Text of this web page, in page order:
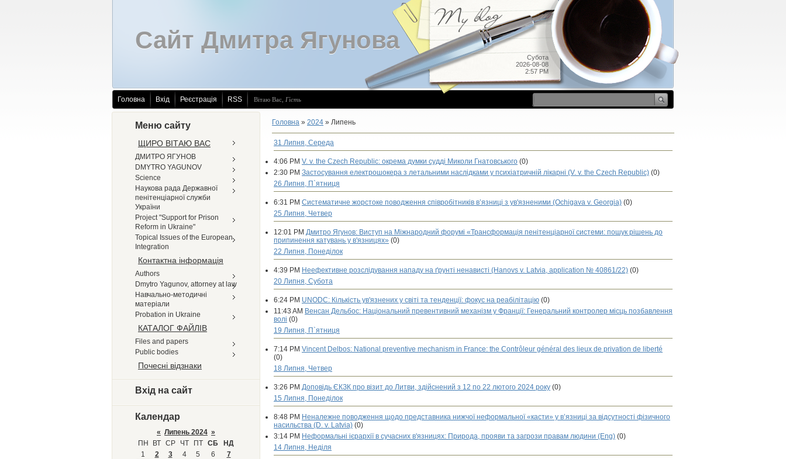
Субота
2026-08-08
2:57 PM
Сайт Дмитра Ягунова
Головна Вхід Реєстрація RSS Вітаю Вас Гість
Меню сайту
ЩИРО ВІТАЮ ВАС
ДМИТРО ЯГУНОВ
DMYTRO YAGUNOV
Science
Наукова рада Державної
пенітенціарної служби
України
Project "Support for Prison
Reform in Ukraine"
Topical Issues of the European
Integration
Контактна інформація
Authors
Dmytro Yagunov, attorney at law
Навчально-методичні
матеріали
Probation in Ukraine
КАТАЛОГ ФАЙЛІВ
Files and papers
Public bodies
Почесні відзнаки
Вхід на сайт
Календар
« Липень 2024 »
ПН
ВТ СР ЧТ ПТ СБ
НД
1
2 3 4 5 6
7
Головна » 2024 » Липень
31 Липня, Середа
4:06 PM V. v. the Czech Republic: окрема думки судді Миколи Гнатовського (0)
2:30 PM Застосування електрошокера з летальними наслідками у психіатричній лікарні (V. v. the Czech Republic) (0)
26 Липня, П`ятниця
6:31 PM Систематичне жорстоке поводження співробітників в’язниці з ув'язненими (Ochigava v. Georgia) (0)
25 Липня, Четвер
12:01 PM Дмитро Ягунов: Виступ на Міжнародний форумі «Трансформація пенітенціарної системи: пошук рішень до
припинення катувань у в'язницях» (0)
22 Липня, Понеділок
4:39 PM Неефективне розслідування нападу на ґрунті ненависті (Hanovs v. Latvia, application № 40861/22) (0)
20 Липня, Субота
6:24 PM UNODC: Кількість ув'язнених у світі та тенденції: фокус на реабілітацію (0)
11:43 AM Венсан Дельбос: Національний превентивний механізм у Франції: Генеральний контролер місць позбавлення
волі (0)
19 Липня, П`ятниця
7:14 PM Vincent Delbos: National preventive mechanism in France: the Contrôleur général des lieux de privation de liberté
(0)
18 Липня, Четвер
3:26 PM Доповідь ЄКЗК про візит до Литви, здійснений з 12 по 22 лютого 2024 року (0)
15 Липня, Понеділок
8:48 PM Неналежне поводження щодо представника нижчої неформальної «касти» у в’язниці за відсутності фізичного
насильства (D. v. Latvia) (0)
3:14 PM Неформальні ієрархії в сучасних в'язницях: Природа, прояви та загрози правам людини (Eng) (0)
14 Липня, Неділя